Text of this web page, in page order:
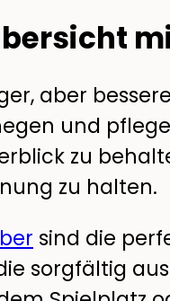
aber
und
zu
zu halten.
sind die
sorgfältig